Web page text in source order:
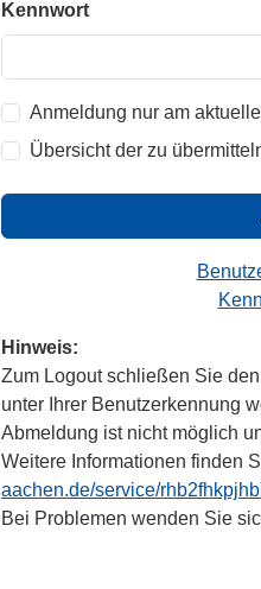
Kennwort
Anmeldung nur am
Übersicht der zu
Hinweis:
Zum Logout schließen Sie
unter Ihrer Benutzerkennung
Abmeldung ist nicht möglich
Weitere Informationen finden
aachen.de/service/
Bei Problemen wenden Sie